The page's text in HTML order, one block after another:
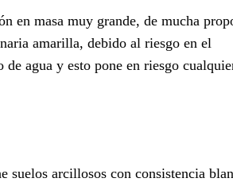
en masa muy grande, de mucha
amarilla, debido al riesgo en el
agua y esto pone en riesgo
suelos arcillosos con consistencia